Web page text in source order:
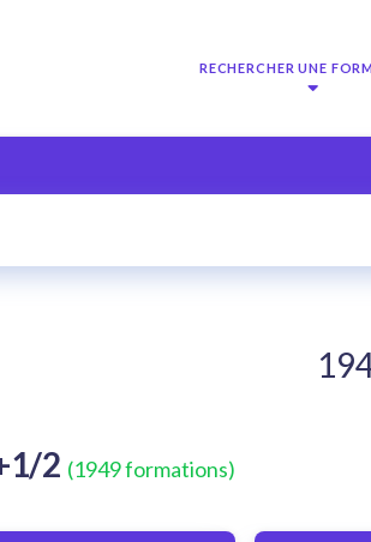
RECHERCHER UNE
2 (1949 formations)